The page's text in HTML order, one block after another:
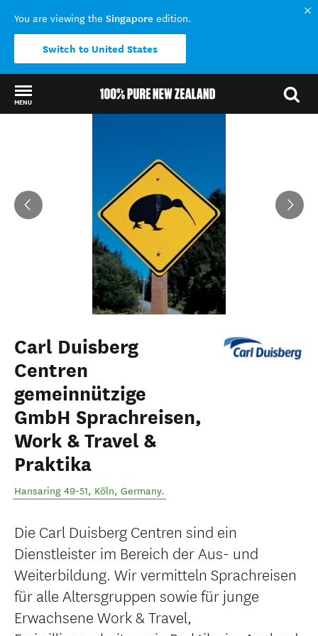
You are viewing the Singapore edition.
Switch to United States
MENU
Carl Duisberg
Centren
gemeinnützige
GmbH Sprachreisen,
Work & Travel &
Praktika
Hansaring 49-51, Köln, Germany.
Die Carl Duisberg Centren sind ein
Dienstleister im Bereich der Aus- und
Weiterbildung. Wir vermitteln Sprachreisen
für alle Altersgruppen sowie für junge
Erwachsene Work & Travel,